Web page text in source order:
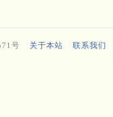
号 关于本站 联系我们